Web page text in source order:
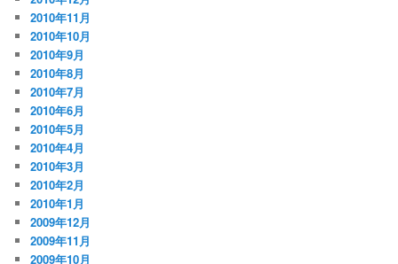
2010年11月
2010年10月
2010年9月
2010年8月
2010年7月
2010年6月
2010年5月
2010年4月
2010年3月
2010年2月
2010年1月
2009年12月
2009年11月
2009年10月